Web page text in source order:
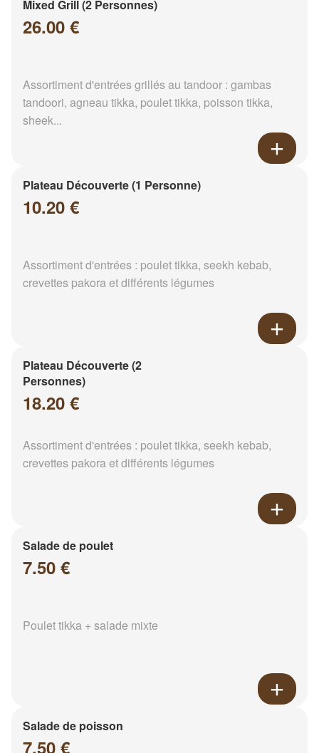
Mixed Grill (2 Personnes)
26.00 €
Assortiment d'entrées grillés au tandoor : gambas
tandoori, agneau tikka, poulet tikka, poisson tikka,
sheek...
Plateau Découverte (1 Personne)
10.20 €
Assortiment d'entrées : poulet tikka, seekh kebab,
crevettes pakora et différents légumes
Plateau Découverte (2
Personnes)
18.20 €
Assortiment d'entrées : poulet tikka, seekh kebab,
crevettes pakora et différents légumes
Salade de poulet
7.50 €
Poulet tikka + salade mixte
Salade de poisson
7.50 €